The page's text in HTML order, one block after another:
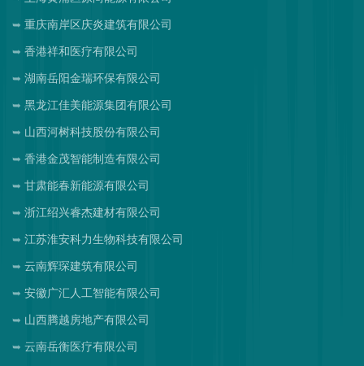
重庆南岸区庆炎建筑有限公司
香港祥和医疗有限公司
湖南岳阳金瑞环保有限公司
黑龙江佳美能源集团有限公司
山西河树科技股份有限公司
香港金茂智能制造有限公司
甘肃能春新能源有限公司
浙江绍兴睿杰建材有限公司
江苏淮安科力生物科技有限公司
云南辉琛建筑有限公司
安徽广汇人工智能有限公司
山西腾越房地产有限公司
云南岳衡医疗有限公司